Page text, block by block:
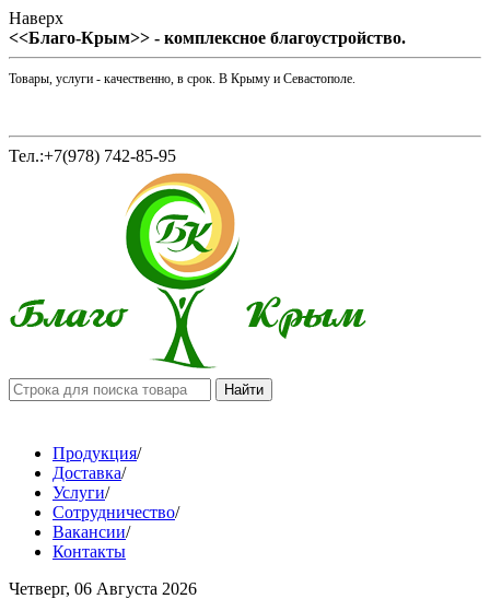
Наверх
<<Благо-Крым>> - комплексное благоустройство.
Товары, услуги - качественно, в срок. В Крыму и Севастополе.
Тел.:+7(978) 742-85-95
Продукция/
Доставка/
Услуги/
Сотрудничество/
Вакансии/
Контакты
Четверг, 06 Августа 2026